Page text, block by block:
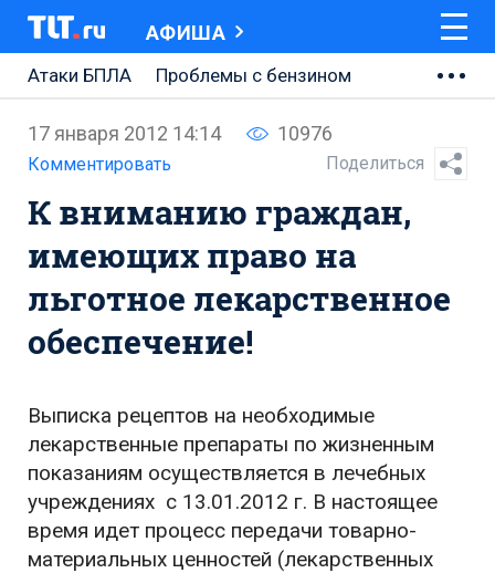
АФИША
Атаки БПЛА
Проблемы с бензином
Ремонт Центральной площади
Ремонт Обводного шоссе
Набережная Тольятти
Неделя Тольятти
17 января 2012 14:14 10976
Комментировать Поделиться
К вниманию граждан,
имеющих право на
льготное лекарственное
обеспечение!
Выписка рецептов на необходимые
лекарственные препараты по жизненным
показаниям осуществляется в лечебных
учреждениях с 13.01.2012 г. В настоящее
время идет процесс передачи товарно-
материальных ценностей (лекарственных